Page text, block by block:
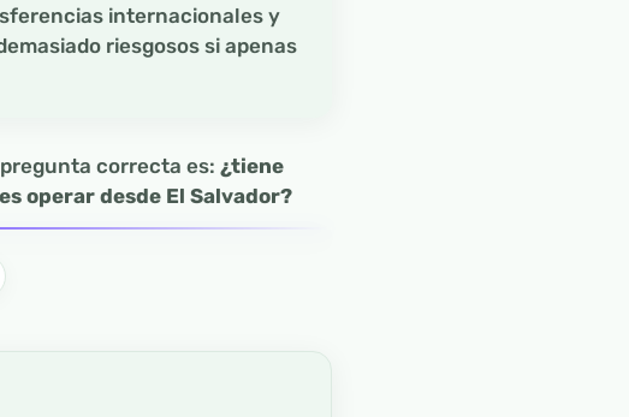
internacionales y
riesgosos si apenas
correcta es: ¿tiene
operar desde El Salvador?